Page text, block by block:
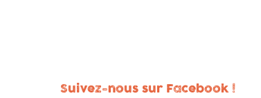
Suivez-nous sur Facebook !